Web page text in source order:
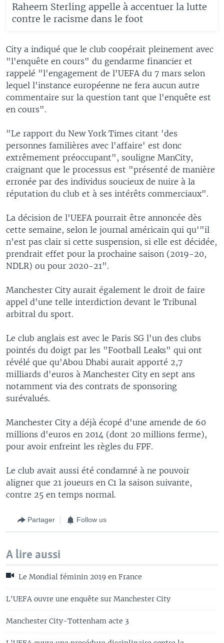
Raheem Sterling appelle à accentuer la lutte
contre le racisme dans le foot
City a indiqué que le club coopérait pleinement avec
"l'enquête en cours" du gendarme financier et
rappelé "l'engagement de l'UEFA du 7 mars selon
lequel l'instance européenne ne fera aucun autre
commentaire sur la question tant que l'enquête est
en cours".
"Le rapport du New York Times citant 'des
personnes familières avec l'affaire' est donc
extrêmement préoccupant", souligne ManCity,
craignant que le processus est "présenté de manière
erronée par des individus soucieux de nuire à la
réputation du club et à ses intérêts commerciaux".
La décision de l'UEFA pourrait être annoncée dès
cette semaine, selon le journal américain qui qu'"il
n'est pas clair si cette suspension, si elle est décidée,
prendrait effet pour la prochaine saison (2019-20,
NDLR) ou pour 2020-21".
Manchester City aurait également le droit de faire
appel d'une telle interdiction devant le Tribunal
arbitral du sport.
Le club anglais est avec le Paris SG l'un des clubs
pointés du doigt par les "Football Leaks" qui ont
révélé que qu'Abou Dhabi aurait apporté 2,7
milliards d'euros à Manchester City en sept ans
notamment via des contrats de sponsoring
surévalués.
Manchester City a déjà écopé d'une amende de 60
millions d'euros en 2014 (dont 20 millions ferme),
pour avoir enfreint les règles du FPF.
Le club avait aussi été condamné à ne pouvoir
aligner que 21 joueurs en C1 la saison suivante,
contre 25 en temps normal.
Partager Follow us
A lire aussi
Le Mondial féminin 2019 en France
L'UEFA ouvre une enquête sur Manchester City
Manchester City-Tottenham acte 3